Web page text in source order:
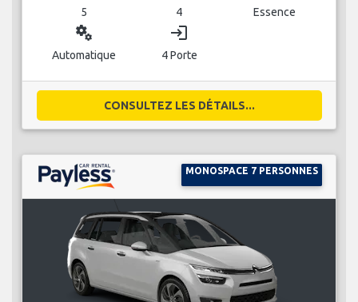
5 4 Essence
miscellaneous_services
Automatique
login
4 Porte
CONSULTEZ LES DÉTAILS...
MONOSPACE 7 PERSONNES